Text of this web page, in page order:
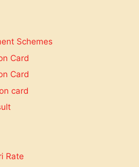
Schemes
Card
Card
card
Rate